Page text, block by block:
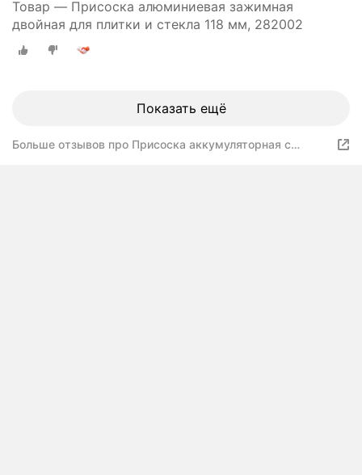
Товар — Присоска алюминиевая зажимная
двойная для плитки и стекла 118 мм, 282002
Показать ещё
Больше отзывов про Присоска аккумуляторная с